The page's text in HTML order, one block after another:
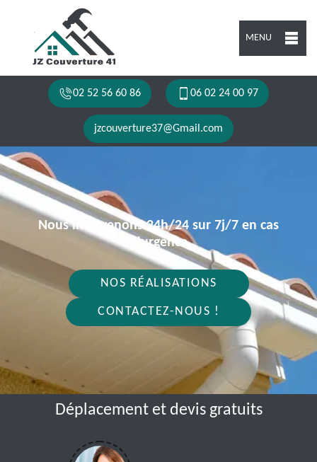
MENU
02 52 56 60 86 06 02 24 00 97
jzcouverture37@Gmail.com
Nous intervenons 24h/24 sur 7j/7 en cas
d'urgence
NOS RÉALISATIONS
CONTACTEZ-NOUS !
Déplacement et devis gratuits